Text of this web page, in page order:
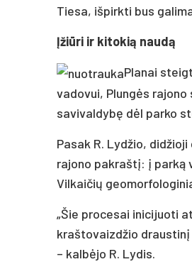
Tiesa, išpirkti bus
Įžiūri ir kitokią naudą
Planai
vadovui, Plungės
savivaldybę dėl parko
Pasak R. Lydžio,
rajono pakraštį: į parką
Vilkaičių
„Šie procesai inicijuoti
kraštovaizdžio
– kalbėjo R. Lydis.